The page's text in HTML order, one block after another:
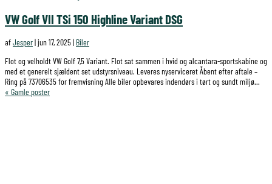
VW Golf VII TSi 150 Highline Variant DSG
afJesper|jun 17, 2025| Biler
Flot og velholdt VW Golf 7,5 Variant. Flot sat sammen i hvid og alcantara-sportskabine og
med et generelt sjældent set udstyrsniveau. Leveres nyserviceret Åbent efter aftale –
Ring på 73706535 for fremvisning Alle biler opbevares indendørs i tørt og sundt miljø...
« Gamle poster